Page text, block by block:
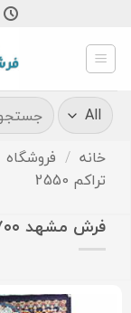
content
جستجو
برای:
خانه / فروشگاه
تراکم 2550
فرش مشهد ۷۰۰ شانه کد ۷۰۲۰۸۰ سرمه ای